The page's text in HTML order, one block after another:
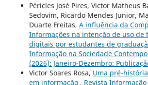
Péricles José Pires, Victor Matheus
Sedovim, Ricardo Mendes Junior,
Duarte Freitas, A influência da
Informações na intenção de uso de
digitais por estudantes de
Informação na Sociedade
(2026): Janeiro-Dezembro:
Victor Soares Rosa, Uma pré-
em informação , Revista